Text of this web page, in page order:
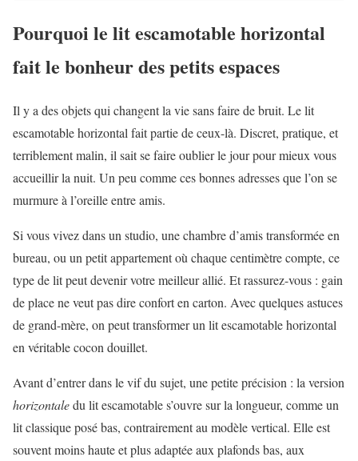
Pourquoi le lit escamotable horizontal
fait le bonheur des petits espaces
Il y a des objets qui changent la vie sans faire de bruit. Le lit
escamotable horizontal fait partie de ceux-là. Discret, pratique, et
terriblement malin, il sait se faire oublier le jour pour mieux vous
accueillir la nuit. Un peu comme ces bonnes adresses que l’on se
murmure à l’oreille entre amis.
Si vous vivez dans un studio, une chambre d’amis transformée en
bureau, ou un petit appartement où chaque centimètre compte, ce
type de lit peut devenir votre meilleur allié. Et rassurez-vous : gain
de place ne veut pas dire confort en carton. Avec quelques astuces
de grand-mère, on peut transformer un lit escamotable horizontal
en véritable cocon douillet.
Avant d’entrer dans le vif du sujet, une petite précision : la version
horizontaledu lit escamotable s’ouvre sur la longueur, comme un
lit classique posé bas, contrairement au modèle vertical. Elle est
souvent moins haute et plus adaptée aux plafonds bas, aux